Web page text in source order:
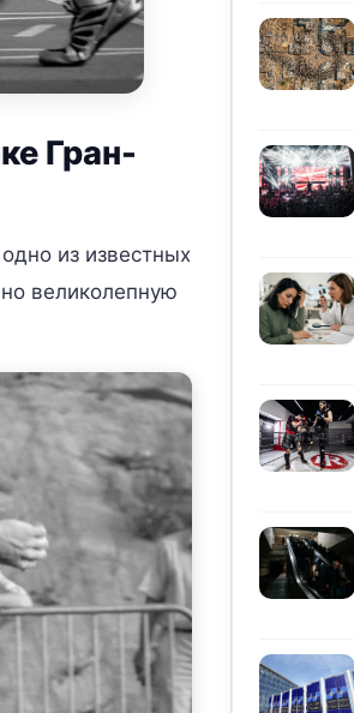
Гран-
из известных
великолепную